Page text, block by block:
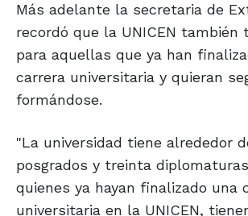
Más adelante la secretaria de
recordó que la UNICEN también
para aquellas que ya han
carrera universitaria y quieran
formándose.
"La universidad tiene alrededor
posgrados y treinta
quienes ya hayan finalizado una
universitaria en la UNICEN,